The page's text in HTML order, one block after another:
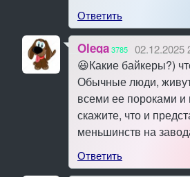
Ответить
Olega3785 02.12.2025
😃Какие байкеры?)
Обычные люди,
всеми ее пороками
скажите, что и
меньшинств на
Ответить